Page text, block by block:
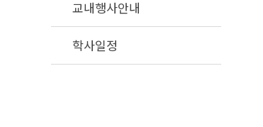
교내행사안내
학사일정